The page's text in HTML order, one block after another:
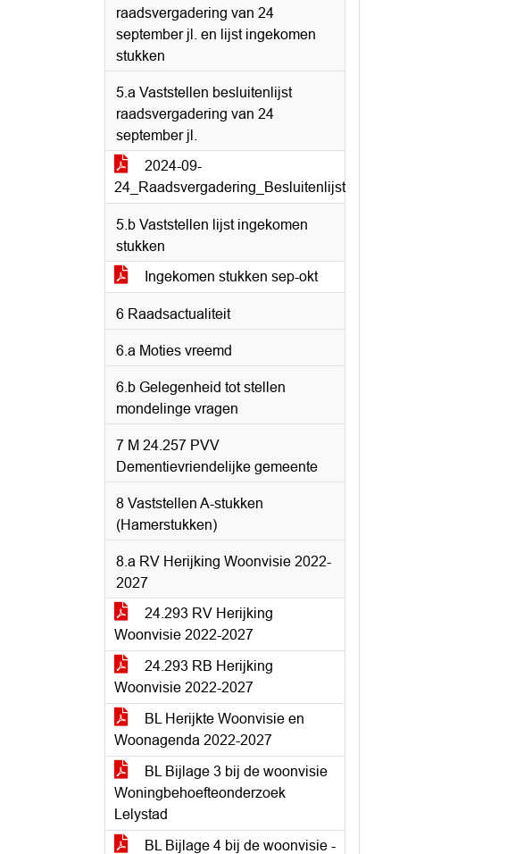
raadsvergadering van 24
september jl. en lijst ingekomen
stukken
5.a Vaststellen besluitenlijst
raadsvergadering van 24
september jl.
2024-09-
24_Raadsvergadering_Besluitenlijst
5.b Vaststellen lijst ingekomen
stukken
Ingekomen stukken sep-okt
6 Raadsactualiteit
6.a Moties vreemd
6.b Gelegenheid tot stellen
mondelinge vragen
7 M 24.257 PVV
Dementievriendelijke gemeente
8 Vaststellen A-stukken
(Hamerstukken)
8.a RV Herijking Woonvisie 2022-
2027
24.293 RV Herijking
Woonvisie 2022-2027
24.293 RB Herijking
Woonvisie 2022-2027
BL Herijkte Woonvisie en
Woonagenda 2022-2027
BL Bijlage 3 bij de woonvisie
Woningbehoefteonderzoek
Lelystad
BL Bijlage 4 bij de woonvisie -